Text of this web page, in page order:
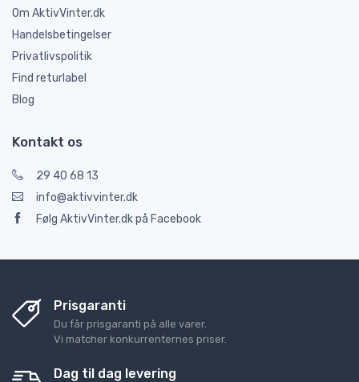
Om AktivVinter.dk
Handelsbetingelser
Privatlivspolitik
Find returlabel
Blog
Kontakt os
29 40 68 13
info@aktivvinter.dk
Følg AktivVinter.dk på Facebook
Prisgaranti
Du får prisgaranti på alle varer.
Vi matcher konkurrenternes priser.
Dag til dag levering